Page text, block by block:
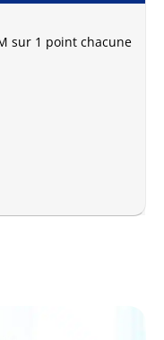
sur 1 point chacune